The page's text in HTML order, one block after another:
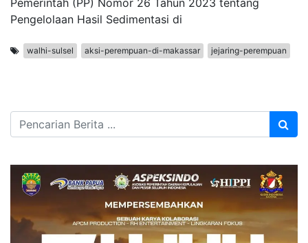
Pemerintah (PP) Nomor 26 Tahun 2023 tentang
Pengelolaan Hasil Sedimentasi di
walhi-sulsel aksi-perempuan-di-makassar jejaring-perempuan